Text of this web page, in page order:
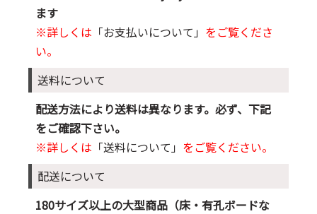
ます
※詳しくは 「お支払いについて」 をご覧くださ
い。
送料について
配送方法により送料は異なります。必ず、下記
をご確認下さい。
※詳しくは 「送料について」 をご覧ください。
配送について
180サイズ以上の大型商品（床・有孔ボードな